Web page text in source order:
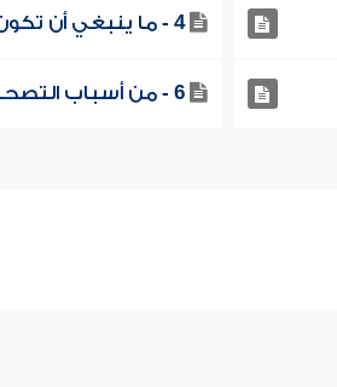
4 - ما ينبغي أن تكون عليه الأمة
6 - من أسباب التصحيح